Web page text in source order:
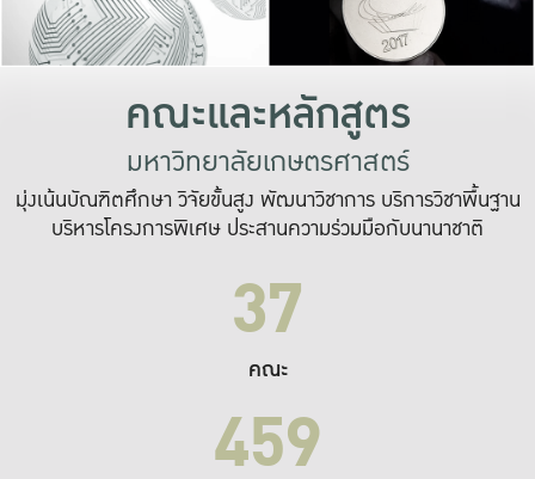
เพื่อทำง
ระบบสารสนเทศ
คณะและหลักสูตร
มหาวิทยาลัยเกษตรศาสตร์
มุ่งเน้นบัณฑิตศึกษา วิจัยขั้นสูง พัฒนาวิชาการ บริการวิชาพื้นฐาน
บริหารโครงการพิเศษ ประสานความร่วมมือกับนานาชาติ
37
คณะ
459